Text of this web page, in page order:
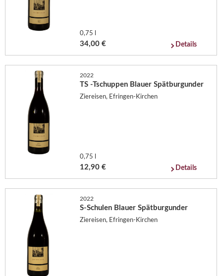
0,75 l
34,00 € Details
2022
TS -Tschuppen Blauer Spätburgunder
Ziereisen, Efringen-Kirchen
0,75 l
12,90 € Details
2022
S-Schulen Blauer Spätburgunder
Ziereisen, Efringen-Kirchen